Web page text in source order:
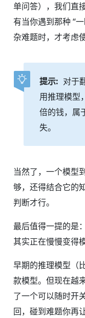
单问答），我们直
有当你遇到那种 “
杂难题时，才考虑
提示: 对于
用推理模型
倍的钱，属
失。
当然了，一个模型
够，还得结合它的
判断才行。
最后值得一提的是
其实正在慢慢变得模
早期的推理模型（
款模型。但现在越
了一个可以随时开
回，碰到难题你再